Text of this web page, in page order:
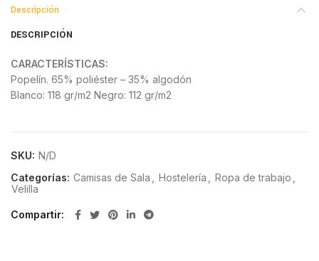
Descripción
DESCRIPCIÓN
CARACTERÍSTICAS:
Popelín. 65% poliéster – 35% algodón
Blanco: 118 gr/m2 Negro: 112 gr/m2
SKU: N/D
Categorías: Camisas de Sala Hostelería Ropa de trabajo
Velilla
Compartir